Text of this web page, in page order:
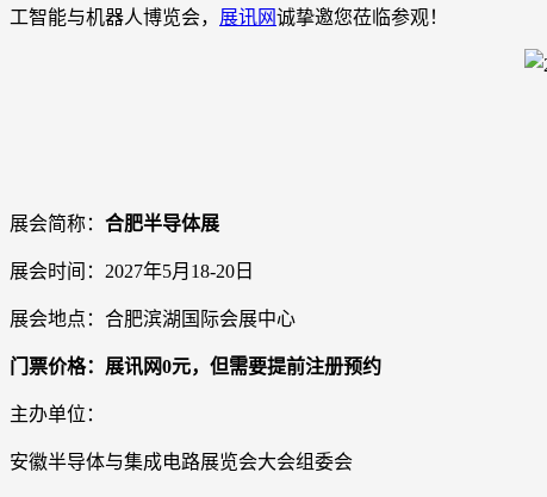
工智能与机器人博览会， 展讯网诚挚邀您莅临参观！
展会简称： 合肥半导体展
展会时间：2027年5月18-20日
展会地点：合肥滨湖国际会展中心
门票价格：展讯网0元，但需要提前注册预约
主办单位：
安徽半导体与集成电路展览会大会组委会